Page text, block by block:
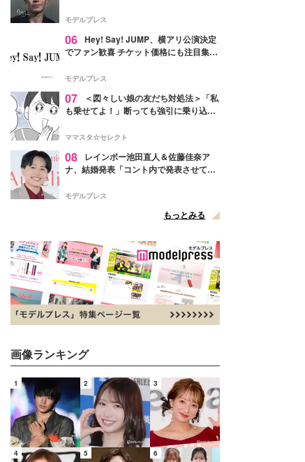
モデルプレス
06 Hey! Say! JUMP、横アリ公演決定
でファン歓喜 チケット価格にも注目集ま
モデルプレス
07
＜図々しい娘の友だち対処法＞「私
も乗せてよ！」断っても強引に乗り込ん
ママスタ☆セレクト
08
レインボー池田直人＆佐藤佳奈ア
ナ、結婚発表「コント内で発表させてい
点変更のため
モデルプレス
もっとみる
画像ランキング
1 2 3
4 5 6